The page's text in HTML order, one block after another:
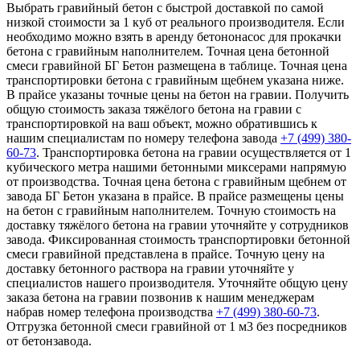
Выбрать гравийный бетон с быстрой доставкой по самой
низкой стоимости за 1 куб от реального производителя. Если
необходимо можно взять в аренду бетононасос для прокачки
бетона с гравийным наполнителем. Точная цена бетонной
смеси гравийной БГ Бетон размещена в таблице. Точная цена
транспортировки бетона с гравийным щебнем указана ниже.
В прайсе указаны точные цены на бетон на гравии. Получить
общую стоимость заказа тяжёлого бетона на гравии с
транспортировкой на ваш объект, можно обратившись к
нашим специалистам по номеру телефона завода +7 (499) 380-
60-73. Транспортировка бетона на гравии осуществляется от 1
кубического метра нашими бетонными миксерами напрямую
от производства. Точная цена бетона с гравийным щебнем от
завода БГ Бетон указана в прайсе. В прайсе размещены цены
на бетон с гравийным наполнителем. Точную стоимость на
доставку тяжёлого бетона на гравии уточняйте у сотрудников
завода. Фиксированная стоимость транспортировки бетонной
смеси гравийной представлена в прайсе. Точную цену на
доставку бетонного раствора на гравии уточняйте у
специалистов нашего производителя. Уточняйте общую цену
заказа бетона на гравии позвонив к нашим менеджерам
набрав номер телефона производства +7 (499) 380-60-73.
Отгрузка бетонной смеси гравийной от 1 м3 без посредников
от бетонзавода.